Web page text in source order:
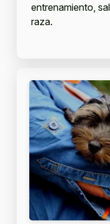
entrenamiento,
raza.